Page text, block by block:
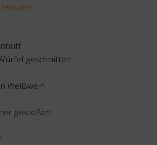
geschnitten
Weißwein
gestoßen